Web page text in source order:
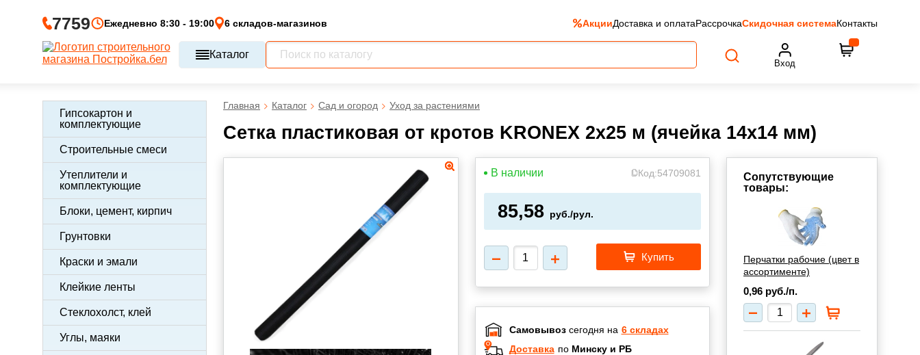
7759 Ежедневно 8:30 - 19:00 6 складов-магазинов АкцииДоставка и оплатаРассрочкаСкидочная системаКонтакты
Каталог
Вход
Гипсокартон и
комплектующие
Строительные смеси
Утеплители и
комплектующие
Блоки, цемент, кирпич
Грунтовки
Краски и эмали
Клейкие ленты
Стеклохолст, клей
Углы, маяки
Главная Каталог Сад и огород Уход за растениями
Сетка пластиковая от кротов KRONEX 2х25 м (ячейка 14x14 мм)
В наличии Код:54709081
85,58 руб./рул.
Купить
Самовывозсегодня на 6 складах
Доставка по Минску и РБ
Сопутствующие
товары:
Перчатки рабочие (цвет в
ассортименте)
0,96 руб./п.